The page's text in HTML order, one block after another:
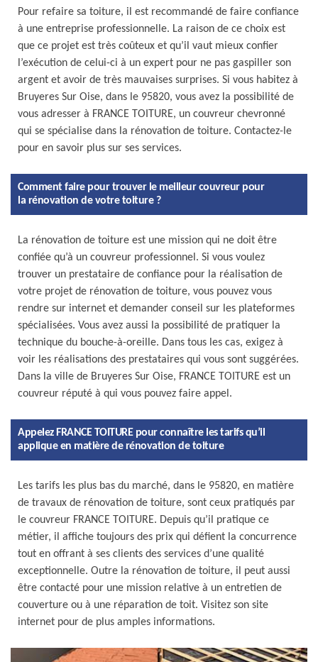
Pour refaire sa toiture, il est recommandé de faire confiance
à une entreprise professionnelle. La raison de ce choix est
que ce projet est très coûteux et qu’il vaut mieux confier
l’exécution de celui-ci à un expert pour ne pas gaspiller son
argent et avoir de très mauvaises surprises. Si vous habitez à
Bruyeres Sur Oise, dans le 95820, vous avez la possibilité de
vous adresser à FRANCE TOITURE, un couvreur chevronné
qui se spécialise dans la rénovation de toiture. Contactez-le
pour en savoir plus sur ses services.
Comment faire pour trouver le meilleur couvreur pour
la rénovation de votre toiture ?
La rénovation de toiture est une mission qui ne doit être
confiée qu’à un couvreur professionnel. Si vous voulez
trouver un prestataire de confiance pour la réalisation de
votre projet de rénovation de toiture, vous pouvez vous
rendre sur internet et demander conseil sur les plateformes
spécialisées. Vous avez aussi la possibilité de pratiquer la
technique du bouche-à-oreille. Dans tous les cas, exigez à
voir les réalisations des prestataires qui vous sont suggérées.
Dans la ville de Bruyeres Sur Oise, FRANCE TOITURE est un
couvreur réputé à qui vous pouvez faire appel.
Appelez FRANCE TOITURE pour connaître les tarifs qu’il
applique en matière de rénovation de toiture
Les tarifs les plus bas du marché, dans le 95820, en matière
de travaux de rénovation de toiture, sont ceux pratiqués par
le couvreur FRANCE TOITURE. Depuis qu’il pratique ce
métier, il affiche toujours des prix qui défient la concurrence
tout en offrant à ses clients des services d’une qualité
exceptionnelle. Outre la rénovation de toiture, il peut aussi
être contacté pour une mission relative à un entretien de
couverture ou à une réparation de toit. Visitez son site
internet pour de plus amples informations.